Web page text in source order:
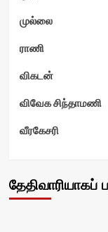
முல்லை
ராணி
விகடன்
விவேக சிந்தாமணி
வீரகேசரி
தேதிவாரியாகப்